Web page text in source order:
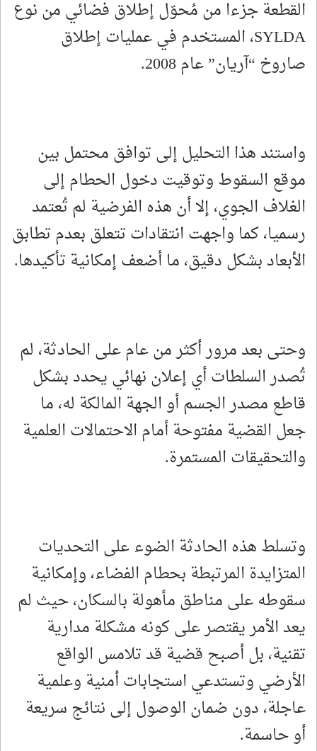
القطعة جزءا من مُحوّل إطلاق فضائي من نوع
SYLDA، المستخدم في عمليات إطلاق
صاروخ “آريان” عام 2008.
واستند هذا التحليل إلى توافق محتمل بين
موقع السقوط وتوقيت دخول الحطام إلى
الغلاف الجوي، إلا أن هذه الفرضية لم تُعتمد
رسميا، كما واجهت انتقادات تتعلق بعدم تطابق
الأبعاد بشكل دقيق، ما أضعف إمكانية تأكيدها.
وحتى بعد مرور أكثر من عام على الحادثة، لم
تُصدر السلطات أي إعلان نهائي يحدد بشكل
قاطع مصدر الجسم أو الجهة المالكة له، ما
جعل القضية مفتوحة أمام الاحتمالات العلمية
والتحقيقات المستمرة.
وتسلط هذه الحادثة الضوء على التحديات
المتزايدة المرتبطة بحطام الفضاء، وإمكانية
سقوطه على مناطق مأهولة بالسكان، حيث لم
يعد الأمر يقتصر على كونه مشكلة مدارية
تقنية، بل أصبح قضية قد تلامس الواقع
الأرضي وتستدعي استجابات أمنية وعلمية
عاجلة، دون ضمان الوصول إلى نتائج سريعة
أو حاسمة.